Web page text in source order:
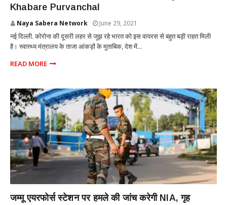
Khabare Purvanchal
Naya Sabera Network June 29, 2021
नई दिल्ली. कोरोना की दूसरी लहर से जूझ रहे भारत को इस वायरस से बहुत बड़ी राहत मिली
है। स्वास्थ्य मंत्रालय के ताजा आंकड़ों के मुताबिक, देश में...
READ MORE
जम्मू एयरफोर्स स्टेशन पर हमले की जांच करेगी NIA, गृह